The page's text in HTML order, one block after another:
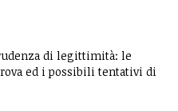
di legittimità: le
ed i possibili tentativi di